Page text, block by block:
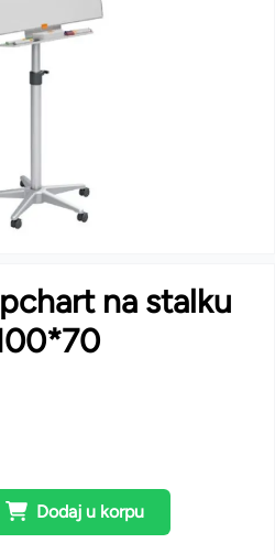
na stalku
Dodaj u korpu